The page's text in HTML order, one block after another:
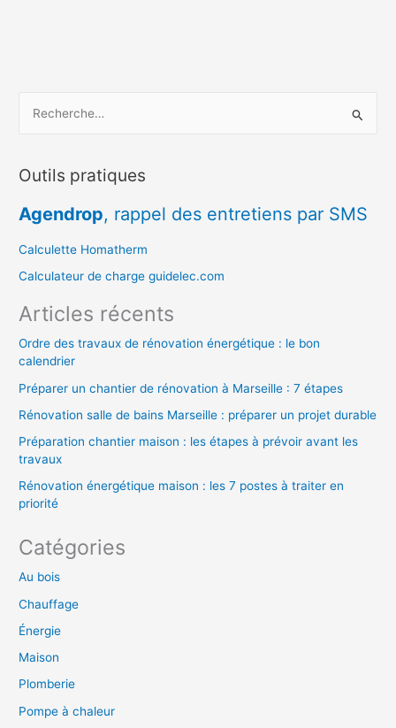
h
r
c
h
r
:
Outils pratiques
Agendrop, rappel des entretiens par SMS
Calculette Homatherm
Calculateur de charge guidelec.com
Articles récents
Ordre des travaux de rénovation énergétique : le bon
calendrier
Préparer un chantier de rénovation à Marseille : 7 étapes
Rénovation salle de bains Marseille : préparer un projet durable
Préparation chantier maison : les étapes à prévoir avant les
travaux
Rénovation énergétique maison : les 7 postes à traiter en
priorité
Catégories
Au bois
Chauffage
Énergie
Maison
Plomberie
Pompe à chaleur